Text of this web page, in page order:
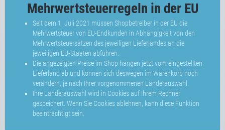
Mehrwertsteuerregeln in der EU
Seit dem 1. Juli 2021 müssen Shopbetreiber in der EU die
Mehrwertsteuer von EU-Endkunden in Abhängigkeit von den
Mehrwertsteuersätzen des jeweiligen Lieferlandes an die
jeweiligen EU-Staaten abführen.
Die angezeigten Preise im Shop hängen jetzt vom eingestellten
Lieferland ab und können sich deswegen im Warenkorb noch
verändern, je nach Ihrer vorgenommenen Länderauswahl.
Ihre Länderauswahl wird in Cookies auf Ihrem Rechner
gespeichert. Wenn Sie Cookies ablehnen, kann diese Funktion
beeinträchtigt sein.